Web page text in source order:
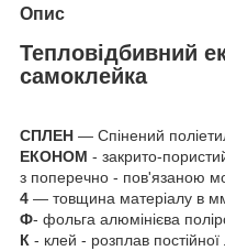
Опис
Тепловідбивний
самоклейка
СПЛЕН ― Спінений
ЕКОНОМ - закрито-
з поперечно - пов'язаною
4 — товщина матеріалу в
Ф- фольга алюмінієва
К - клей - розплав